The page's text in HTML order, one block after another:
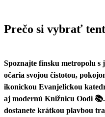
Prečo si vybrať
Spoznajte fínsku metropolu s
očaria svojou čistotou,
ikonickou Evanjelickou
aj modernú Knižnicu Oodi
dostanete krátkou plavbou